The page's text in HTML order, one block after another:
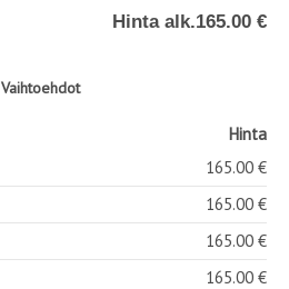
Hinta alk.165.00 €
Vaihtoehdot
Hinta
165.00 €
165.00 €
165.00 €
165.00 €